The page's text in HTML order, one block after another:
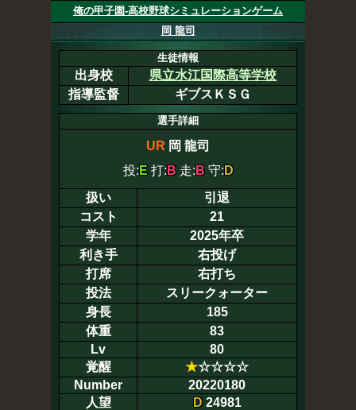
俺の甲子園-高校野球シミュレーションゲーム
岡 龍司
生徒情報
出身校
県立水江国際高等学校
指導監督
ギブスＫＳＧ
選手詳細
UR 岡 龍司
投: E打: B走: B守: D
扱い
引退
コスト
21
学年
2025年卒
利き手
右投げ
打席
右打ち
投法
スリークォーター
身長
185
体重
83
Lv
80
覚醒
★☆☆☆☆
Number
20220180
人望
D24981